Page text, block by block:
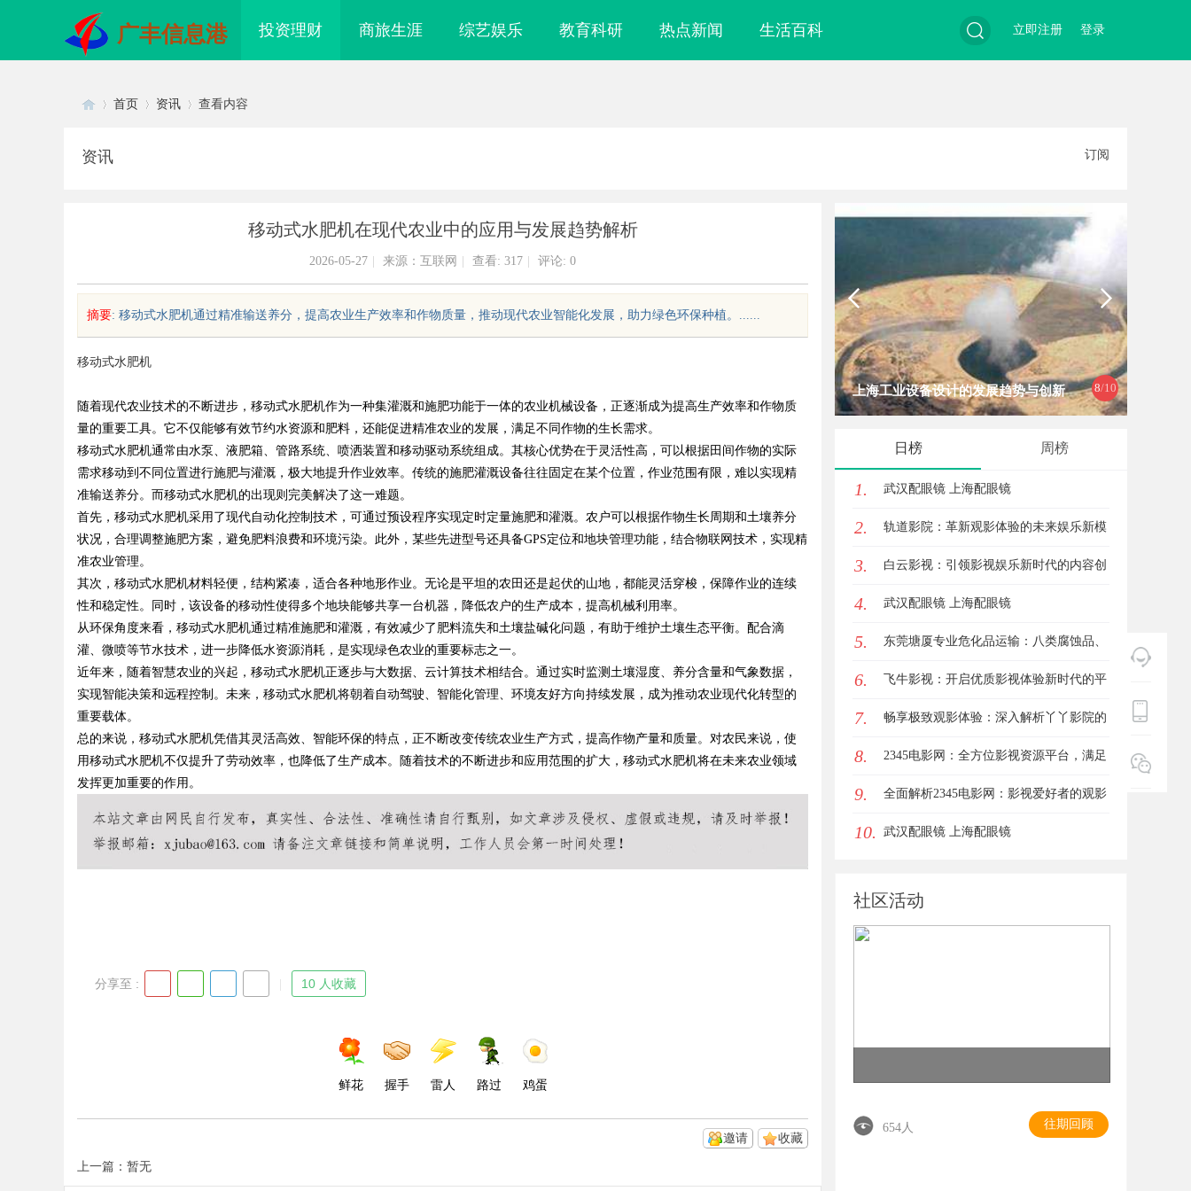
广丰信息港 投资理财 商旅生涯 综艺娱乐 教育科研 热点新闻 生活百科 登录
立即注册
sc
uz
!
首页 资讯 查看内容
资讯 订阅
移动式水肥机在现代农业中的应用与发展趋势解析
2026-05-27 来源：互联网 查看: 317 评论: 0
摘要: 移动式水肥机通过精准输送养分，提高农业生产效率和作物质量，推动现代农业智能化发展，助力绿色环保种植。......
移动式水肥机
随着现代农业技术的不断进步，移动式水肥机作为一种集灌溉和施肥功能于一体的农业机械设备，正逐渐成为提高生产效率和作物质
量的重要工具。它不仅能够有效节约水资源和肥料，还能促进精准农业的发展，满足不同作物的生长需求。
移动式水肥机通常由水泵、液肥箱、管路系统、喷洒装置和移动驱动系统组成。其核心优势在于灵活性高，可以根据田间作物的实际
需求移动到不同位置进行施肥与灌溉，极大地提升作业效率。传统的施肥灌溉设备往往固定在某个位置，作业范围有限，难以实现精
准输送养分。而移动式水肥机的出现则完美解决了这一难题。
首先，移动式水肥机采用了现代自动化控制技术，可通过预设程序实现定时定量施肥和灌溉。农户可以根据作物生长周期和土壤养分
状况，合理调整施肥方案，避免肥料浪费和环境污染。此外，某些先进型号还具备GPS定位和地块管理功能，结合物联网技术，实现精
准农业管理。
其次，移动式水肥机材料轻便，结构紧凑，适合各种地形作业。无论是平坦的农田还是起伏的山地，都能灵活穿梭，保障作业的连续
性和稳定性。同时，该设备的移动性使得多个地块能够共享一台机器，降低农户的生产成本，提高机械利用率。
从环保角度来看，移动式水肥机通过精准施肥和灌溉，有效减少了肥料流失和土壤盐碱化问题，有助于维护土壤生态平衡。配合滴
灌、微喷等节水技术，进一步降低水资源消耗，是实现绿色农业的重要标志之一。
近年来，随着智慧农业的兴起，移动式水肥机正逐步与大数据、云计算技术相结合。通过实时监测土壤湿度、养分含量和气象数据，
实现智能决策和远程控制。未来，移动式水肥机将朝着自动驾驶、智能化管理、环境友好方向持续发展，成为推动农业现代化转型的
重要载体。
总的来说，移动式水肥机凭借其灵活高效、智能环保的特点，正不断改变传统农业生产方式，提高作物产量和质量。对农民来说，使
用移动式水肥机不仅提升了劳动效率，也降低了生产成本。随着技术的不断进步和应用范围的扩大，移动式水肥机将在未来农业领域
发挥更加重要的作用。
分享至 : 10 人收藏
鲜花 握手 雷人 路过 鸡蛋
收藏
邀请
上一篇：暂无
8/10
助力产业金融智能升级 发体系全解析
上海工业设备设计的发展趋势与创新
日榜 周榜
1. 武汉配眼镜 上海配眼镜
2. 轨道影院：革新观影体验的未来娱乐新模
式
3. 白云影视：引领影视娱乐新时代的内容创
新平台
4. 武汉配眼镜 上海配眼镜
5. 东莞塘厦专业危化品运输：八类腐蚀品、
九类杂项合规全品类承运解决方案
6. 飞牛影视：开启优质影视体验新时代的平
台解析
7. 畅享极致观影体验：深入解析丫丫影院的
魅力与优势
8. 2345电影网：全方位影视资源平台，满足
观影新体验
9. 全面解析2345电影网：影视爱好者的观影
首选平台详解
10. 武汉配眼镜 上海配眼镜
社区活动
654人 往期回顾